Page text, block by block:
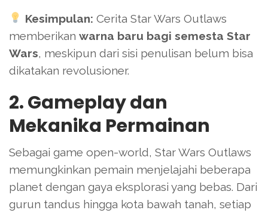
Kesimpulan: Cerita Star Wars Outlaws
memberikan warna baru bagi semesta Star
Wars, meskipun dari sisi penulisan belum bisa
dikatakan revolusioner.
2. Gameplay dan
Mekanika Permainan
Sebagai game open-world, Star Wars Outlaws
memungkinkan pemain menjelajahi beberapa
planet dengan gaya eksplorasi yang bebas. Dari
gurun tandus hingga kota bawah tanah, setiap